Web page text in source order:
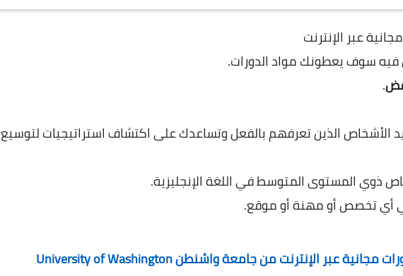
عبر الإنترنت
سوف يعطونك مواد الدورات.
.
الأشخاص الذين تعرفهم بالفعل وتساعدك على اكتشاف استراتيجيات لتوسيع
ذوي المستوى المتوسط ​​في اللغة الإنجليزية.
أي تخصص أو مهنة أو موقع.
كيفية التقدم للحصول على دورات مجانية عبر الإنترنت من جامعة واشنطن University of Washington